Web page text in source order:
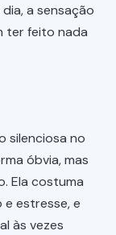
a sensação
ter feito nada
silenciosa no
óbvia, mas
Ela costuma
estresse, e
às vezes